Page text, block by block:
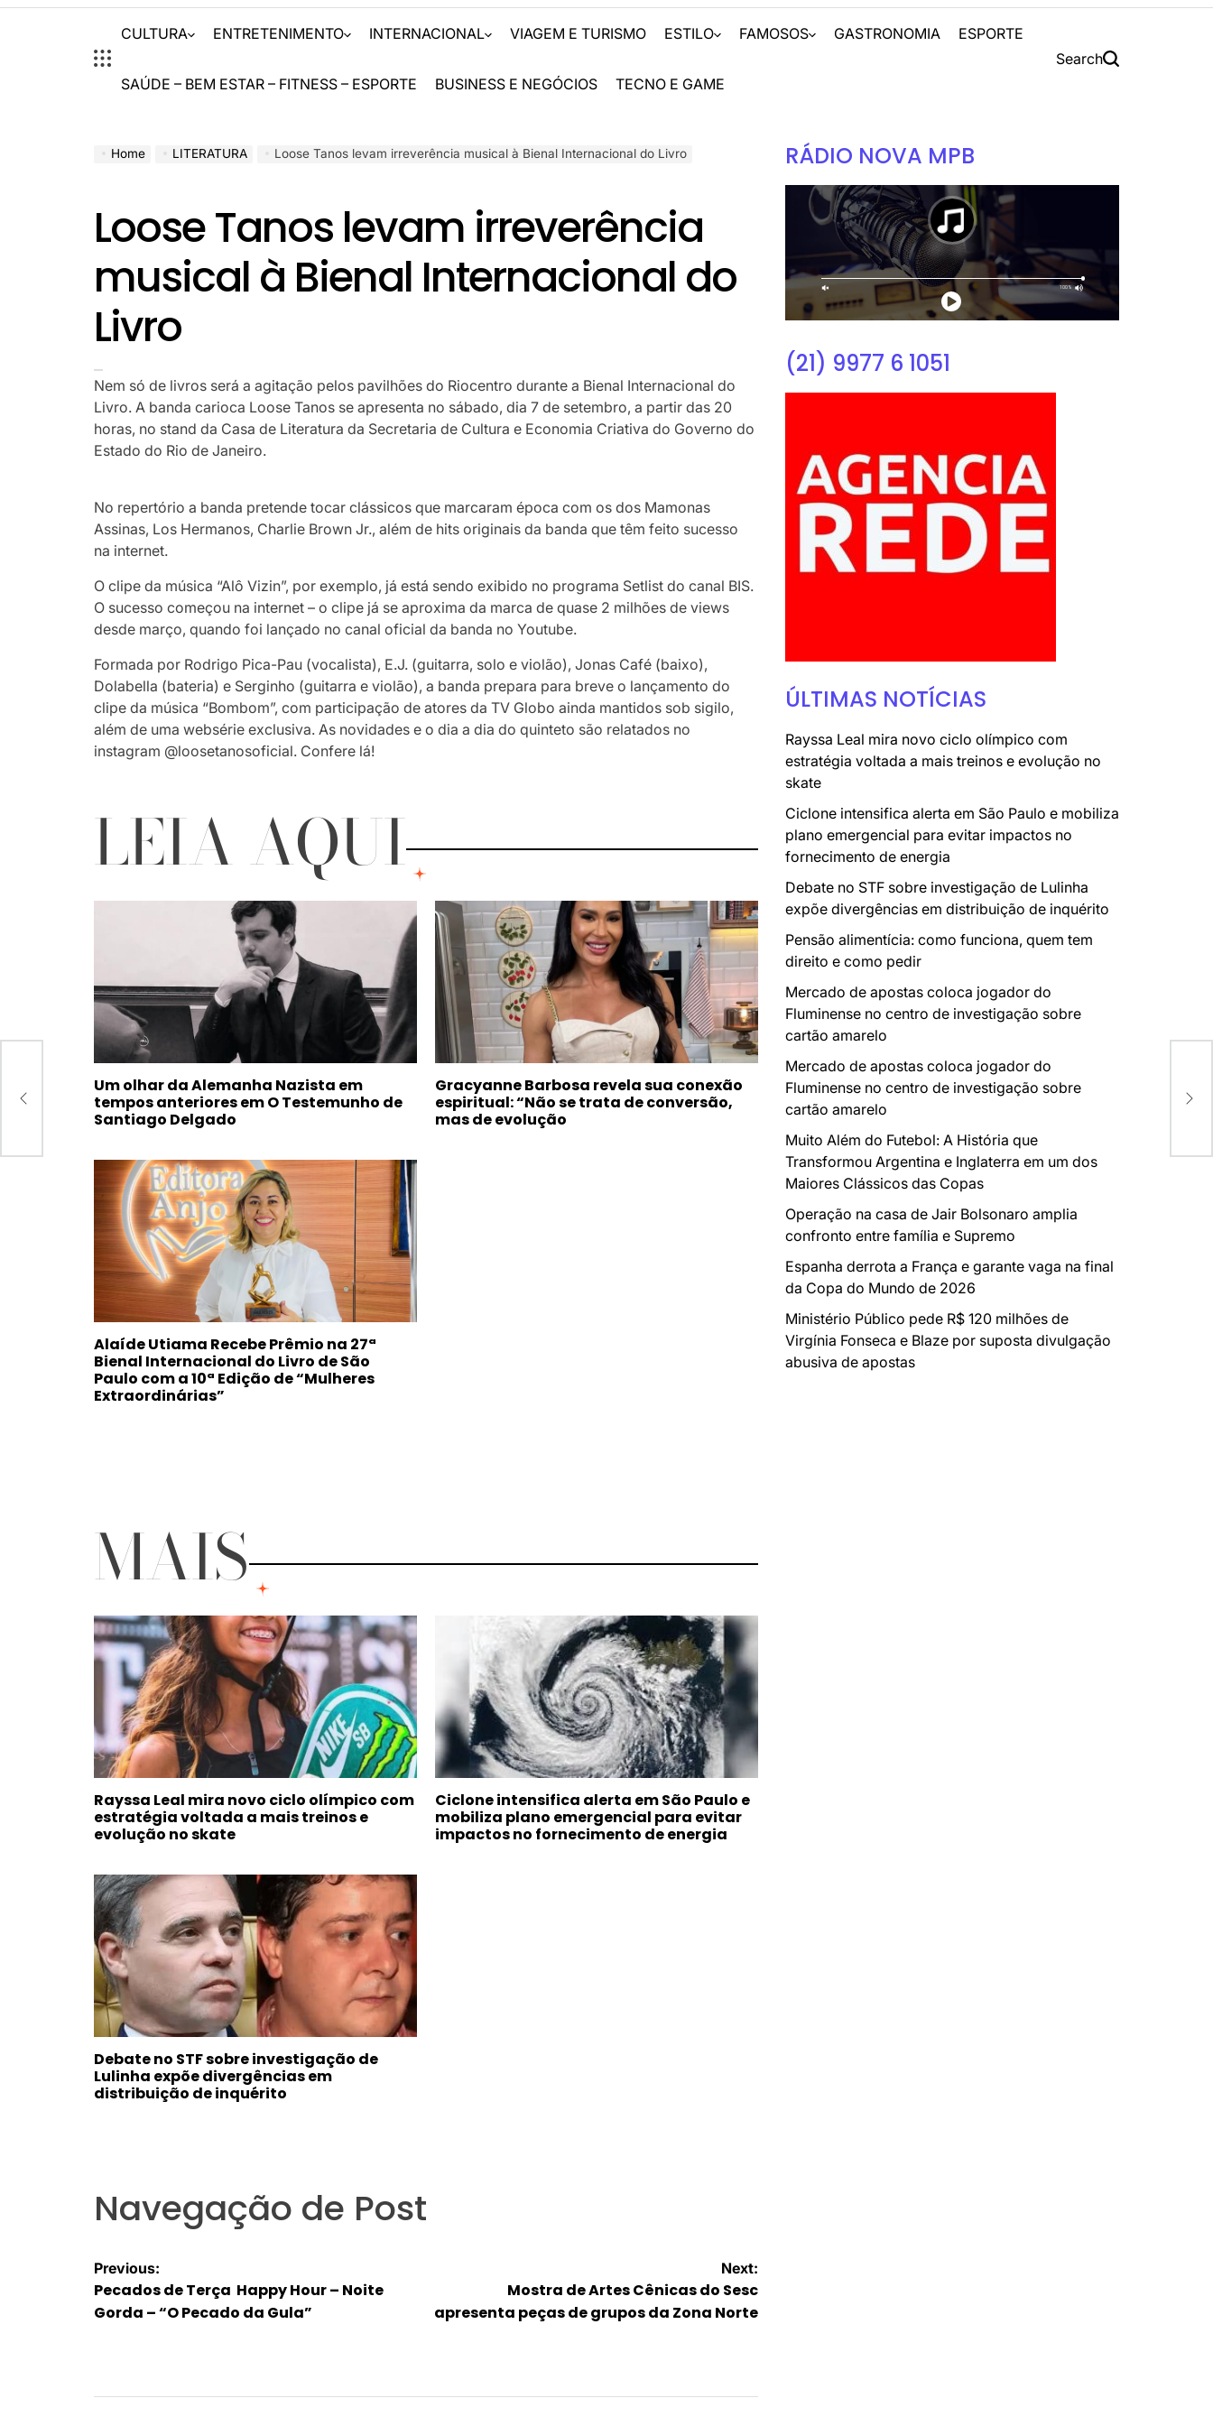
CULTURA ENTRETENIMENTO INTERNACIONAL VIAGEM E TURISMO ESTILO FAMOSOS GASTRONOMIA ESPORTE
SAÚDE – BEM ESTAR – FITNESS – ESPORTE BUSINESS E NEGÓCIOS TECNO E GAME
Search
Home LITERATURA Loose Tanos levam irreverência musical à Bienal Internacional do Livro
Loose Tanos levam irreverência
musical à Bienal Internacional do
Livro
Nem só de livros será a agitação pelos pavilhões do Riocentro durante a Bienal Internacional do
Livro. A banda carioca Loose Tanos se apresenta no sábado, dia 7 de setembro, a partir das 20
horas, no stand da Casa de Literatura da Secretaria de Cultura e Economia Criativa do Governo do
Estado do Rio de Janeiro.
No repertório a banda pretende tocar clássicos que marcaram época com os dos Mamonas
Assinas, Los Hermanos, Charlie Brown Jr., além de hits originais da banda que têm feito sucesso
na internet.
O clipe da música “Alô Vizin”, por exemplo, já está sendo exibido no programa Setlist do canal BIS.
O sucesso começou na internet – o clipe já se aproxima da marca de quase 2 milhões de views
desde março, quando foi lançado no canal oficial da banda no Youtube.
Formada por Rodrigo Pica-Pau (vocalista), E.J. (guitarra, solo e violão), Jonas Café (baixo),
Dolabella (bateria) e Serginho (guitarra e violão), a banda prepara para breve o lançamento do
clipe da música “Bombom”, com participação de atores da TV Globo ainda mantidos sob sigilo,
além de uma websérie exclusiva. As novidades e o dia a dia do quinteto são relatados no
instagram @loosetanosoficial. Confere lá!
LEIA AQUI
Um olhar da Alemanha Nazista em
tempos anteriores em O Testemunho de
Santiago Delgado
Gracyanne Barbosa revela sua conexão
espiritual: “Não se trata de conversão,
mas de evolução
Alaíde Utiama Recebe Prêmio na 27ª
Bienal Internacional do Livro de São
Paulo com a 10ª Edição de “Mulheres
Extraordinárias”
MAIS
Rayssa Leal mira novo ciclo olímpico com
estratégia voltada a mais treinos e
evolução no skate
Ciclone intensifica alerta em São Paulo e
mobiliza plano emergencial para evitar
impactos no fornecimento de energia
Debate no STF sobre investigação de
Lulinha expõe divergências em
distribuição de inquérito
Navegação de Post
Previous:
Pecados de Terça Happy Hour – Noite
Gorda – “O Pecado da Gula”
Next:
Mostra de Artes Cênicas do Sesc
apresenta peças de grupos da Zona Norte
RÁDIO NOVA MPB
(21) 9977 6 1051
ÚLTIMAS NOTÍCIAS
Rayssa Leal mira novo ciclo olímpico com
estratégia voltada a mais treinos e evolução no
skate
Ciclone intensifica alerta em São Paulo e mobiliza
plano emergencial para evitar impactos no
fornecimento de energia
Debate no STF sobre investigação de Lulinha
expõe divergências em distribuição de inquérito
Pensão alimentícia: como funciona, quem tem
direito e como pedir
Mercado de apostas coloca jogador do
Fluminense no centro de investigação sobre
cartão amarelo
Mercado de apostas coloca jogador do
Fluminense no centro de investigação sobre
cartão amarelo
Muito Além do Futebol: A História que
Transformou Argentina e Inglaterra em um dos
Maiores Clássicos das Copas
Operação na casa de Jair Bolsonaro amplia
confronto entre família e Supremo
Espanha derrota a França e garante vaga na final
da Copa do Mundo de 2026
Ministério Público pede R$ 120 milhões de
Virgínia Fonseca e Blaze por suposta divulgação
abusiva de apostas